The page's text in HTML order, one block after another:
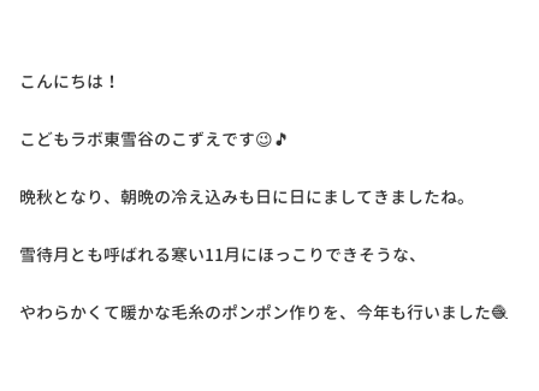
こんにちは！
こどもラボ東雪谷のこずえです😉🎵
晩秋となり、朝晩の冷え込みも日に日にましてきましたね。
雪待月とも呼ばれる寒い11月にほっこりできそうな、
やわらかくて暖かな毛糸のポンポン作りを、今年も行いました🧶